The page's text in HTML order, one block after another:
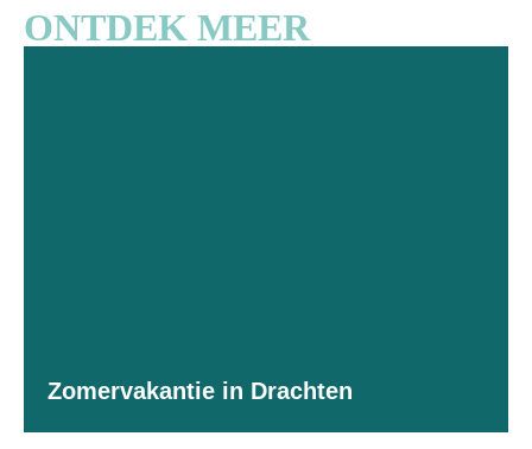
ONTDEK MEER
Zomervakantie in Drachten